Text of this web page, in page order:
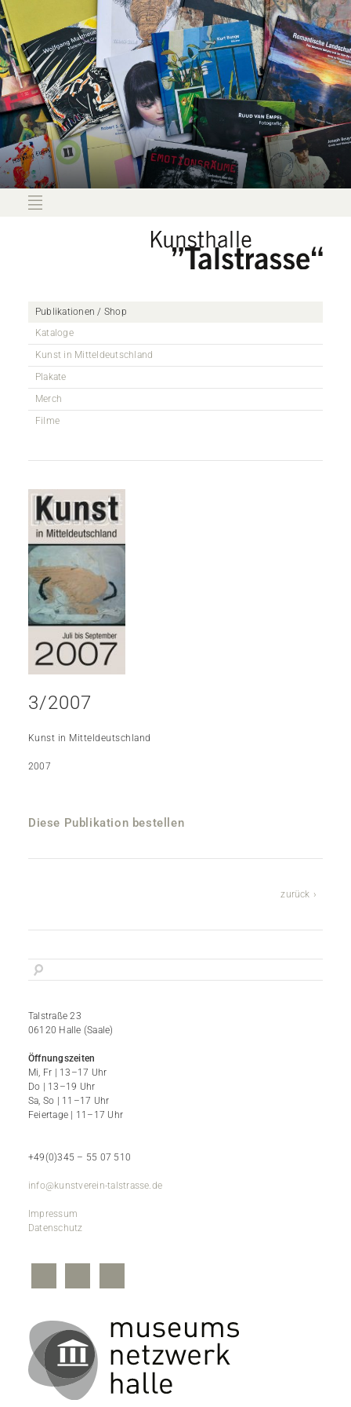
Publikationen / Shop
Kataloge
Kunst in Mitteldeutschland
Plakate
Merch
Filme
3/2007
Kunst in Mitteldeutschland
2007
Diese Publikation bestellen
zurück
Talstraße 23
06120 Halle (Saale)
Öffnungszeiten
Mi, Fr | 13–17 Uhr
Do | 13–19 Uhr
Sa, So | 11–17 Uhr
Feiertage | 11–17 Uhr
+49(0)345 – 55 07 510
info@kunstverein-talstrasse.de
Impressum
Datenschutz